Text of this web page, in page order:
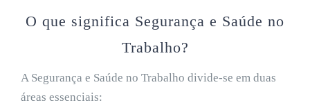
O que significa Segurança e Saúde no
Trabalho?
A Segurança e Saúde no Trabalho divide-se em duas
áreas essenciais: